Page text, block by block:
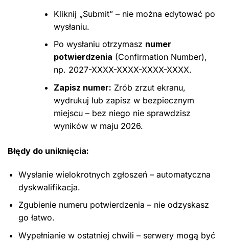
Kliknij „Submit” – nie można edytować po
wysłaniu.
Po wysłaniu otrzymasz numer
potwierdzenia (Confirmation Number),
np. 2027-XXXX-XXXX-XXXX-XXXX.
Zapisz numer: Zrób zrzut ekranu,
wydrukuj lub zapisz w bezpiecznym
miejscu – bez niego nie sprawdzisz
wyników w maju 2026.
Błędy do uniknięcia:
Wysłanie wielokrotnych zgłoszeń – automatyczna
dyskwalifikacja.
Zgubienie numeru potwierdzenia – nie odzyskasz
go łatwo.
Wypełnianie w ostatniej chwili – serwery mogą być